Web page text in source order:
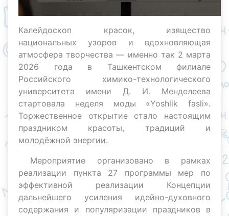
Калейдоскоп красок, изящество
национальных узоров и вдохновляющая
атмосфера творчества — именно так 2 марта
2026 года в Ташкентском филиале
Российского химико-технологического
университета имени Д. И. Менделеева
стартовала неделя моды «Yoshlik fasli».
Торжественное открытие стало настоящим
праздником красоты, традиций и
молодёжной энергии.
Мероприятие организовано в рамках
реализации пункта 27 программы мер по
эффективной реализации Концепции
дальнейшего усиления идейно-духовного
содержания и популяризации праздников в